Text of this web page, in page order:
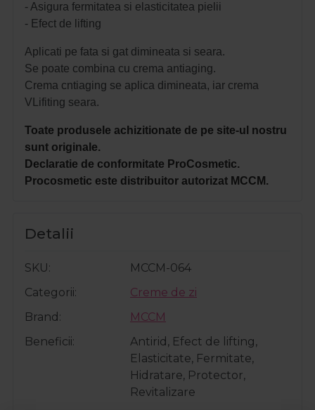
- Asigura fermitatea si elasticitatea pielii
- Efect de lifting
Aplicati pe fata si gat dimineata si seara.
Se poate combina cu crema antiaging.
Crema cntiaging se aplica dimineata, iar crema
VLifiting seara.
Toate produsele achizitionate de pe site-ul nostru
sunt originale.
Declaratie de conformitate ProCosmetic.
Procosmetic este distribuitor autorizat MCCM.
Detalii
SKU
MCCM-064
Categorii
Creme de zi
Brand
MCCM
Beneficii
Antirid, Efect de lifting,
Elasticitate, Fermitate,
Hidratare, Protector,
Revitalizare